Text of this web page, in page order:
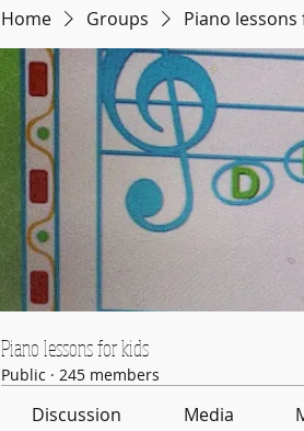
Home Groups Piano lessons
Piano lessons for kids
Public · 245 members
Discussion Media